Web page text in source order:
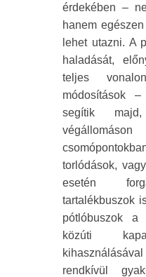
érdekében –
hanem
lehet utazni. A
haladását,
teljes
módosítások
segítik
torlódások,
esetén
tartalékbuszok
pótlóbuszok a
közúti
rendkívül